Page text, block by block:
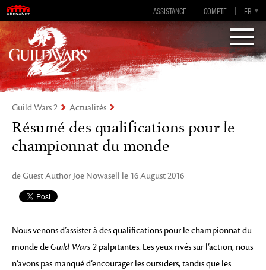
ASSISTANCE COMPTE FR
EN
DE
ES
EN-GB
Visions of Eternity
Guild Wars 2
Guild Wars 2 Actualités
Résumé des qualifications pour le
championnat du monde
de Guest Author Joe Nowasell le 16 August 2016
Nous venons d’assister à des qualifications pour le championnat du
monde deGuild Wars 2 palpitantes. Les yeux rivés sur l’action, nous
n’avons pas manqué d’encourager les outsiders, tandis que les